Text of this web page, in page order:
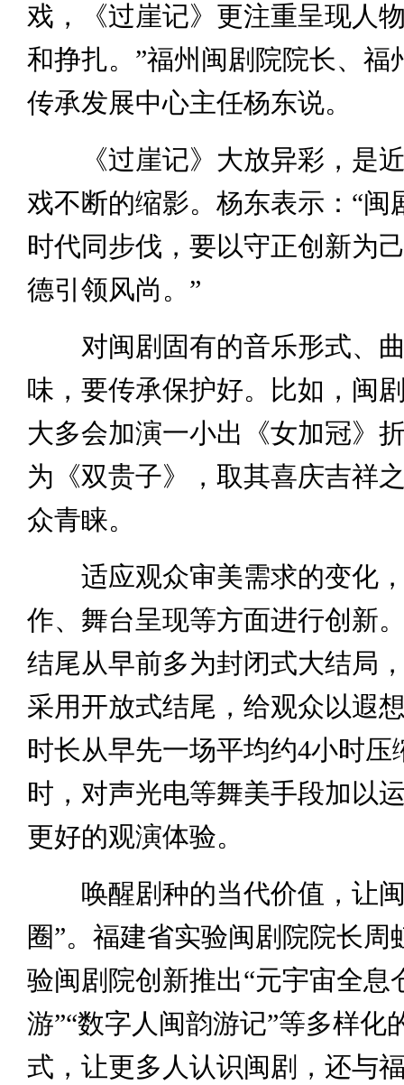
戏，《过崖记》更注重呈现人
和挣扎。”福州闽剧院院长、福
传承发展中心主任杨东说。
《过崖记》大放异彩，是近
戏不断的缩影。杨东表示：“闽
时代同步伐，要以守正创新为
德引领风尚。”
对闽剧固有的音乐形式、曲
味，要传承保护好。比如，闽
大多会加演一小出《女加冠》
为《双贵子》，取其喜庆吉祥
众青睐。
适应观众审美需求的变化，
作、舞台呈现等方面进行创新
结尾从早前多为封闭式大结局
采用开放式结尾，给观众以遐
时长从早先一场平均约4小时压
时，对声光电等舞美手段加以
更好的观演体验。
唤醒剧种的当代价值，让闽
圈”。福建省实验闽剧院院长周
验闽剧院创新推出“元宇宙全息
游”“数字人闽韵游记”等多样化
式，让更多人认识闽剧，还与